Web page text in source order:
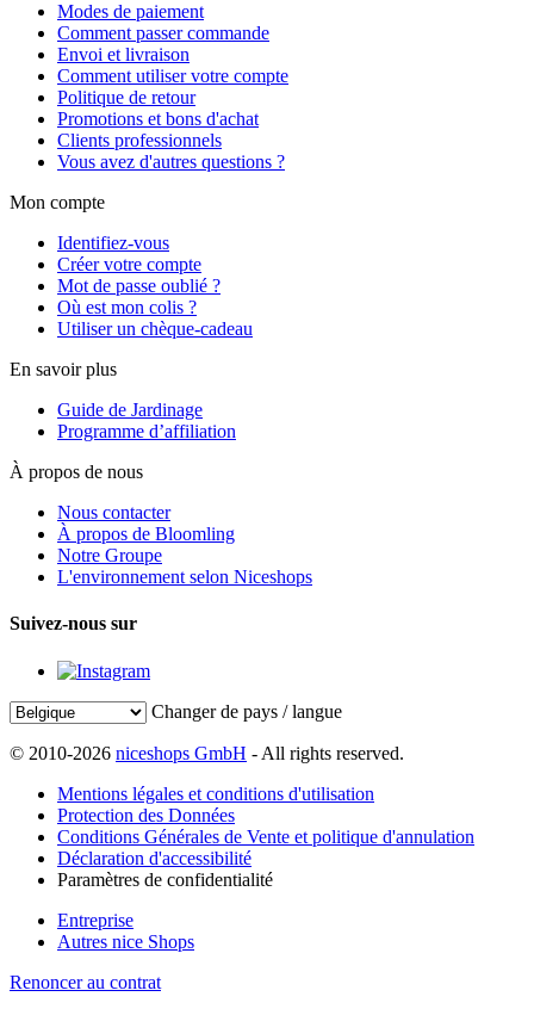
Modes de paiement
Comment passer commande
Envoi et livraison
Comment utiliser votre compte
Politique de retour
Promotions et bons d'achat
Clients professionnels
Vous avez d'autres questions ?
Mon compte
Identifiez-vous
Créer votre compte
Mot de passe oublié ?
Où est mon colis ?
Utiliser un chèque-cadeau
En savoir plus
Guide de Jardinage
Programme d’affiliation
À propos de nous
Nous contacter
À propos de Bloomling
Notre Groupe
L'environnement selon Niceshops
Suivez-nous sur
Changer de pays / langue
© 2010-2026 niceshops GmbH - All rights reserved.
Mentions légales et conditions d'utilisation
Protection des Données
Conditions Générales de Vente et politique d'annulation
Déclaration d'accessibilité
Paramètres de confidentialité
Entreprise
Autres nice Shops
Renoncer au contrat